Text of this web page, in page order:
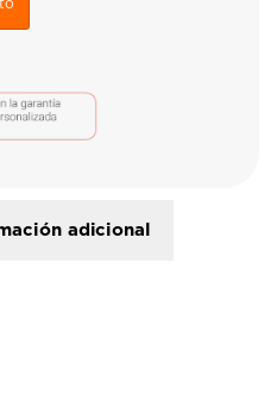
adicional